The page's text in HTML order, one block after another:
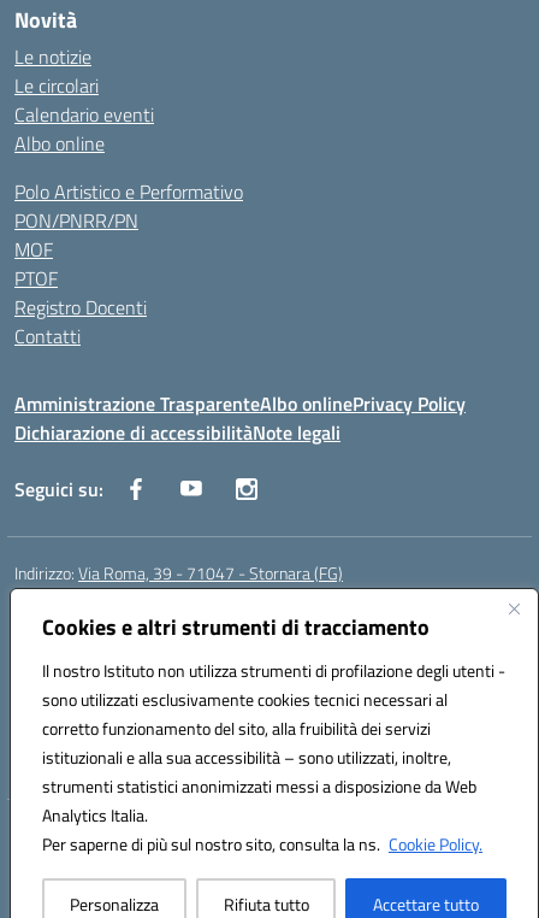
Cookies e altri strumenti di tracciamento
Il nostro Istituto non utilizza strumenti di profilazione degli utenti -
sono utilizzati esclusivamente cookies tecnici necessari al
corretto funzionamento del sito, alla fruibilità dei servizi
istituzionali e alla sua accessibilità – sono utilizzati, inoltre,
strumenti statistici anonimizzati messi a disposizione da Web
Analytics Italia.
Per saperne di più sul nostro sito, consulta la ns. Cookie Policy.
Personalizza Rifiuta tutto Accettare tutto
Novità
Le notizie
Le circolari
Calendario eventi
Albo online
Polo Artistico e Performativo
PON/PNRR/PN
MOF
PTOF
Registro Docenti
Contatti
Amministrazione TrasparenteAlbo onlinePrivacy Policy
Dichiarazione di accessibilitàNote legali
Seguici su:
Indirizzo:Via Roma, 39 - 71047 - Stornara (FG)
Centralino:
Posta elettronica certificata (PEC):FGIC83700P@pec.istruzione.it
Codice fiscale: 90015650717
Codice meccanografico:FGIC83700P
Codice Indice delle Pubbliche Amministrazioni (IPA): istsc_fgic83700p
Codice unico di fatturazione (CUF): UFUOPR
Hosting & Powered by 3D Solution S.r.l.
Concept & Design by Designers Italia